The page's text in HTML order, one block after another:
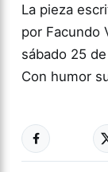
La pieza
por Facundo
sábado 25
Con humor
TEATRO